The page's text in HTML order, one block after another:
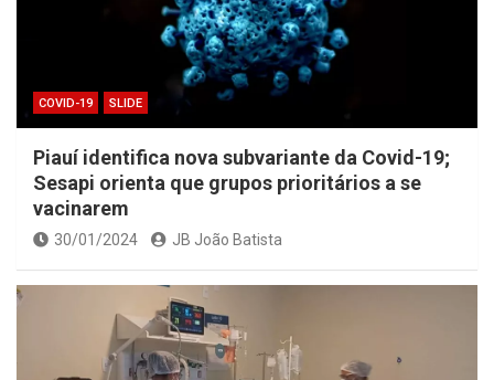
COVID-19 SLIDE
Piauí identifica nova subvariante da Covid-19;
Sesapi orienta que grupos prioritários a se
vacinarem
30/01/2024 JB João Batista